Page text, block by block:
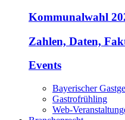
Kommunalwahl
Zahlen, Daten,
Events
Bayerischer
Gastrofrühling
Web-